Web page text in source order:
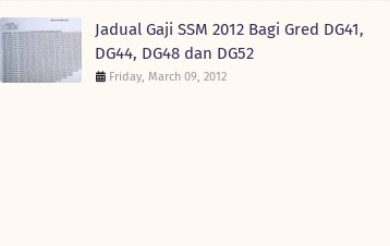
Jadual Gaji SSM 2012 Bagi Gred DG41,
DG44, DG48 dan DG52
Friday, March 09, 2012